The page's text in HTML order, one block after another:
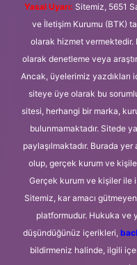
Yasal Uyarı: Sitemiz, 5651
ve İletişim Kurumu (BTK)
olarak hizmet
olarak denetleme veya
Ancak, üyelerimiz yazdıkları
siteye üye olarak bu
sitesi, herhangi bir marka,
bulunmamaktadır. Sitede
paylaşılmaktadır. Burada
olup, gerçek kurum ve
Gerçek kurum ve kişiler ile
Sitemiz, kar amacı
platformudur. Hukuka ve
düşündüğünüz içerikleri,
bildirmeniz halinde, ilgili